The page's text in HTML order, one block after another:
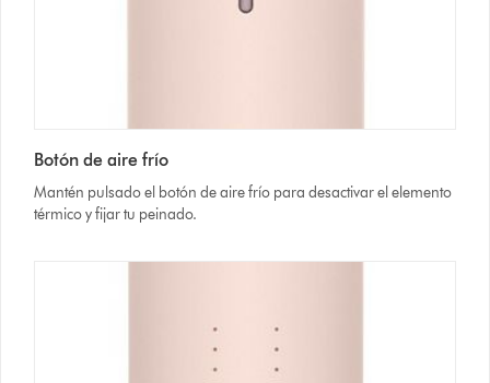
Botón de aire frío
Mantén pulsado el botón de aire frío para desactivar el elemento
térmico y fijar tu peinado.